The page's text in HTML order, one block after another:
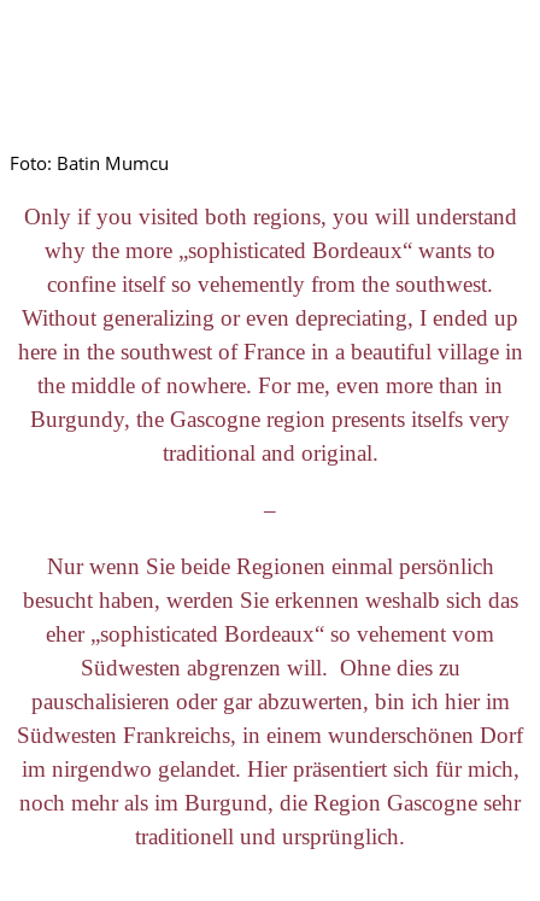
Foto: Batin Mumcu
Only if you visited both regions, you will understand
why the more „sophisticated Bordeaux“ wants to
confine itself so vehemently from the southwest.
Without generalizing or even depreciating, I ended up
here in the southwest of France in a beautiful village in
the middle of nowhere. For me, even more than in
Burgundy, the Gascogne region presents itselfs very
traditional and original.
–
Nur wenn Sie beide Regionen einmal persönlich
besucht haben, werden Sie erkennen weshalb sich das
eher „sophisticated Bordeaux“ so vehement vom
Südwesten abgrenzen will. Ohne dies zu
pauschalisieren oder gar abzuwerten, bin ich hier im
Südwesten Frankreichs, in einem wunderschönen Dorf
im nirgendwo gelandet. Hier präsentiert sich für mich,
noch mehr als im Burgund, die Region Gascogne sehr
traditionell und ursprünglich.